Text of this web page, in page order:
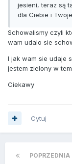
jesieni, teraz są
dla Ciebie i
Schowalismy czyli
wam udalo sie
I jak wam sie udaje
jestem zielony w
Ciekawy
Cytuj
POPRZEDNIA